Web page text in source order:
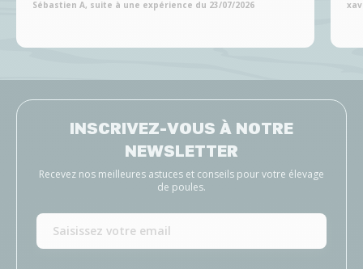
Sébastien A, suite à une expérience du 23/07/2026
INSCRIVEZ-VOUS À NOTRE
NEWSLETTER
Recevez nos meilleures astuces et conseils pour votre élevage
de poules.